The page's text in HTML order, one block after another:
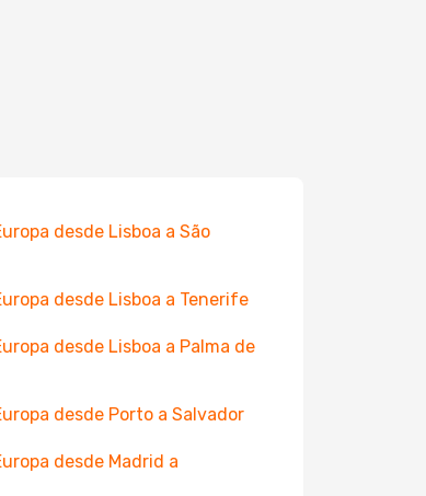
desde Lisboa a São
desde Lisboa a Tenerife
desde Lisboa a Palma de
desde Porto a Salvador
desde Madrid a